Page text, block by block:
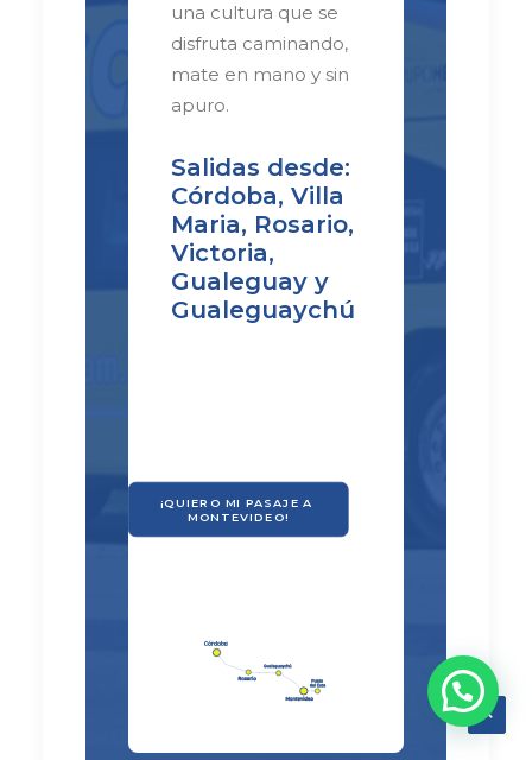
una cultura que se
disfruta caminando,
mate en mano y sin
apuro.
Salidas desde:
Córdoba, Villa
Maria, Rosario,
Victoria,
Gualeguay y
Gualeguaychú
¡QUIERO MI PASAJE A
MONTEVIDEO!